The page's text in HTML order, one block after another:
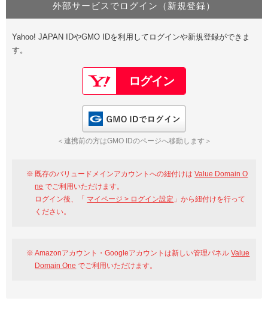
Value Domain Oneにログイン
Google
GMO ID Amazon
※AmazonはValue Domain Oneのログイン画面へ遷移します
Value Domain Oneアカウント作成
以下でも登録可能
Google Yahoo!
GMO ID
外部サービスでログイン（新規登録）
Yahoo! JAPAN IDやGMO IDを利用してログインや新規登録ができま
す。
＜連携前の方はGMO IDのページへ移動します＞
既存のバリュードメインアカウントへの紐付けはValue Domain O
ne でご利用いただけます。
ログイン後、「 マイページ > ログイン設定 」から紐付けを行って
ください。
Amazonアカウント・Googleアカウントは新しい管理パネルValue
Domain One でご利用いただけます。